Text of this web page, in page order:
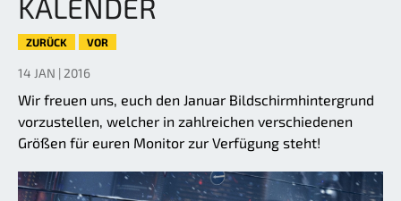
KALENDER
ZURÜCK VOR
14 JAN | 2016
Wir freuen uns, euch den Januar Bildschirmhintergrund
vorzustellen, welcher in zahlreichen verschiedenen
Größen für euren Monitor zur Verfügung steht!